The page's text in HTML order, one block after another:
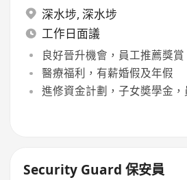
深水埗, 深水埗
工作日面議
良好晉升機會，員工推薦獎賞
醫療福利，有薪婚假及年假
進修資金計劃，子女奬學金
Security Guard 保安員